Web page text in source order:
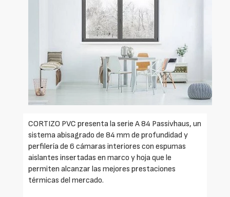
CORTIZO PVC presenta la serie A 84 Passivhaus, un
sistema abisagrado de 84 mm de profundidad y
perfilería de 6 cámaras interiores con espumas
aislantes insertadas en marco y hoja que le
permiten alcanzar las mejores prestaciones
térmicas del mercado.